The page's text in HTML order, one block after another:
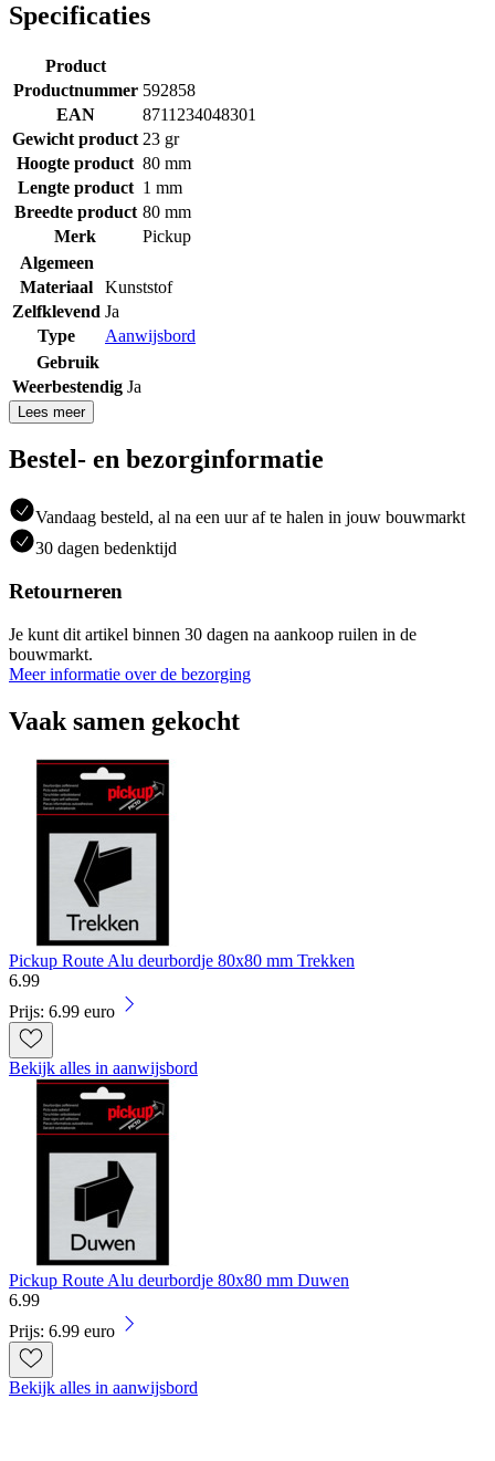
Specificaties
Product
Productnummer 592858
EAN
8711234048301
Gewicht product 23 gr
Hoogte product 80 mm
Lengte product 1 mm
Breedte product 80 mm
Merk
Pickup
Algemeen
Materiaal
Kunststof
Zelfklevend Ja
Type
Aanwijsbord
Gebruik
Weerbestendig Ja
Lees meer
Bestel- en bezorginformatie
Vandaag besteld, al na een uur af te halen in jouw bouwmarkt
30 dagen bedenktijd
Retourneren
Je kunt dit artikel binnen 30 dagen na aankoop ruilen in de
bouwmarkt.
Meer informatie over de bezorging
Vaak samen gekocht
Pickup Route Alu deurbordje 80x80 mm Trekken
6.99
Prijs: 6.99 euro
Bekijk alles in aanwijsbord
Pickup Route Alu deurbordje 80x80 mm Duwen
6.99
Prijs: 6.99 euro
Bekijk alles in aanwijsbord